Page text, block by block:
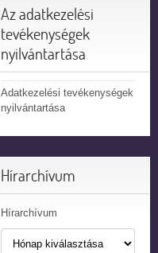
Az adatkezelési
tevékenységek
nyilvántartása
Adatkezelési tevékenységek
nyilvántartása
Hírarchívum
Hírarchívum